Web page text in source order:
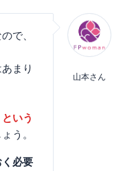
で、
まり
いう
う。
必要
山本さん